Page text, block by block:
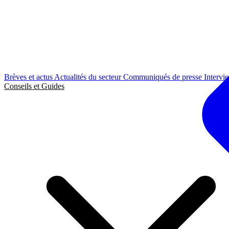
Brèves et actus Actualités du secteurCommuniqués de presse
Conseils et Guides